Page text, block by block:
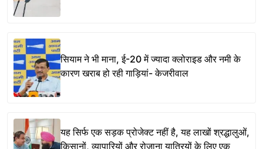
सियाम ने भी माना, ई-20 में ज्यादा क्लोराइड और नमी के
कारण खराब हो रही गाड़ियां- केजरीवाल
यह सिर्फ एक सड़क प्रोजेक्ट नहीं है, यह लाखों श्रद्धालुओं,
किसानों, व्यापारियों और रोजाना यात्रियों के लिए एक